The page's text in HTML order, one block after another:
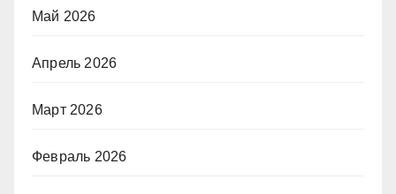
Май 2026
Апрель 2026
Март 2026
Февраль 2026